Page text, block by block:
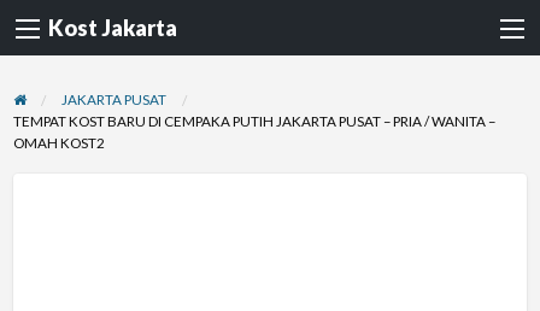
Kost Jakarta
JAKARTA PUSAT
TEMPAT KOST BARU DI CEMPAKA PUTIH JAKARTA PUSAT – PRIA / WANITA –
OMAH KOST2